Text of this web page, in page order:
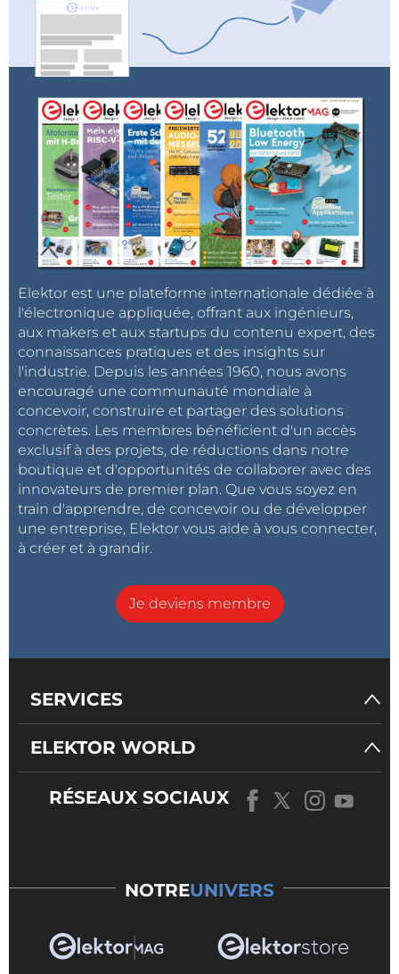
Elektor est une plateforme internationale dédiée à
l'électronique appliquée, offrant aux ingénieurs,
aux makers et aux startups du contenu expert, des
connaissances pratiques et des insights sur
l'industrie. Depuis les années 1960, nous avons
encouragé une communauté mondiale à
concevoir, construire et partager des solutions
concrètes. Les membres bénéficient d'un accès
exclusif à des projets, de réductions dans notre
boutique et d'opportunités de collaborer avec des
innovateurs de premier plan. Que vous soyez en
train d'apprendre, de concevoir ou de développer
une entreprise, Elektor vous aide à vous connecter,
à créer et à grandir.
Je deviens membre
SERVICES
ELEKTOR WORLD
RÉSEAUX SOCIAUX
NOTREUNIVERS